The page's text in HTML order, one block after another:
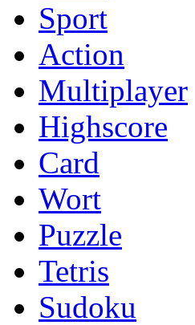
Sport
Action
Multiplayer
Highscore
Card
Wort
Puzzle
Tetris
Sudoku